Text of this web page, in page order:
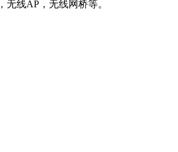
线AP，无线网桥等。